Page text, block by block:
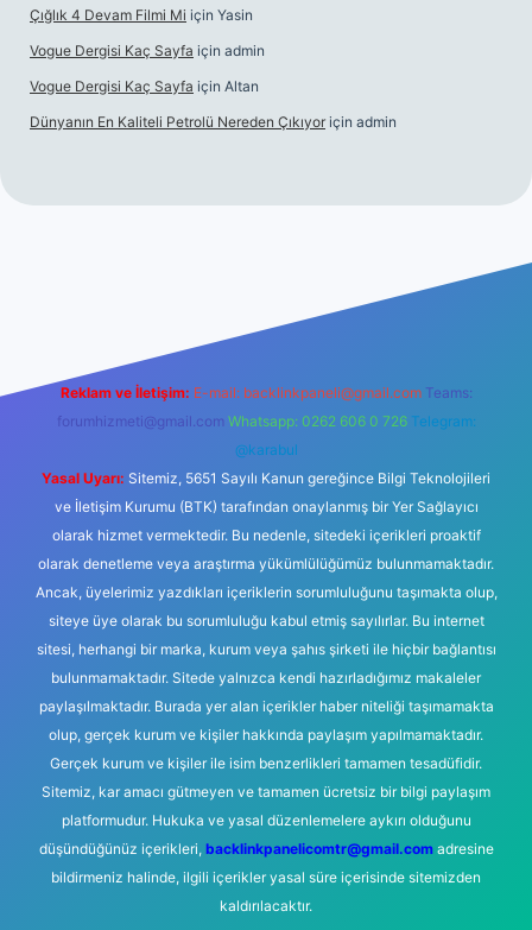
Çığlık 4 Devam Filmi Mi için Yasin
Vogue Dergisi Kaç Sayfa için admin
Vogue Dergisi Kaç Sayfa için Altan
Dünyanın En Kaliteli Petrolü Nereden Çıkıyor için admin
Reklam ve İletişim: E-mail: backlinkpaneli@gmail.com Teams:
forumhizmeti@gmail.com Whatsapp: 0262 606 0 726 Telegram:
@karabul
Yasal Uyarı: Sitemiz, 5651 Sayılı Kanun gereğince Bilgi Teknolojileri
ve İletişim Kurumu (BTK) tarafından onaylanmış bir Yer Sağlayıcı
olarak hizmet vermektedir. Bu nedenle, sitedeki içerikleri proaktif
olarak denetleme veya araştırma yükümlülüğümüz bulunmamaktadır.
Ancak, üyelerimiz yazdıkları içeriklerin sorumluluğunu taşımakta olup,
siteye üye olarak bu sorumluluğu kabul etmiş sayılırlar. Bu internet
sitesi, herhangi bir marka, kurum veya şahıs şirketi ile hiçbir bağlantısı
bulunmamaktadır. Sitede yalnızca kendi hazırladığımız makaleler
paylaşılmaktadır. Burada yer alan içerikler haber niteliği taşımamakta
olup, gerçek kurum ve kişiler hakkında paylaşım yapılmamaktadır.
Gerçek kurum ve kişiler ile isim benzerlikleri tamamen tesadüfidir.
Sitemiz, kar amacı gütmeyen ve tamamen ücretsiz bir bilgi paylaşım
platformudur. Hukuka ve yasal düzenlemelere aykırı olduğunu
düşündüğünüz içerikleri, backlinkpanelicomtr@gmail.comadresine
bildirmeniz halinde, ilgili içerikler yasal süre içerisinde sitemizden
kaldırılacaktır.